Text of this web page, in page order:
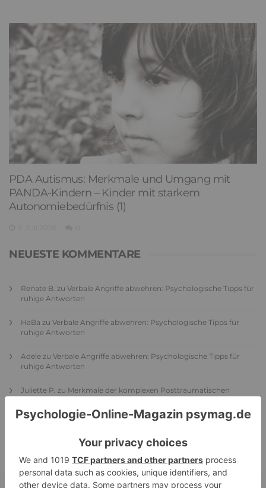
PDA Autismus: Merkmale und Umgang mit
PANDA-Kindern – Kinder mit starkem
Autonomiebedürfnis (1)
NEUESTE KOMMENTARE
Renate B. zu Verbale Angriffe abwehren: Psychologische Tipps für
ruhige Antworten
HaBa zu Verbale Angriffe abwehren: Psychologische Tipps für
ruhige Antworten
Adele zu Verbale Angriffe abwehren: Psychologische Tipps für
ruhige Antworten
Juliette P. zu Merkmale der komplexen Posttraumatischen
Elternteil narzisstisch: So sieht dein heutiges Leben